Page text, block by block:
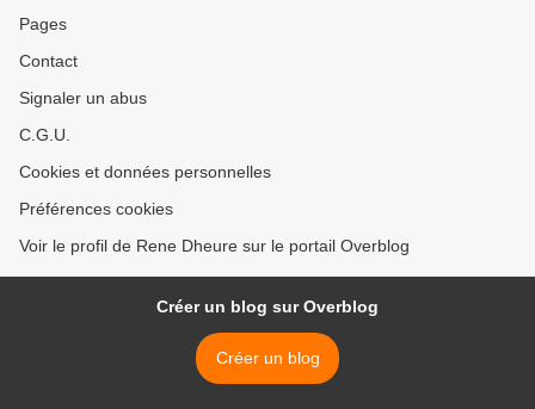
Pages
Contact
Signaler un abus
C.G.U.
Cookies et données personnelles
Préférences cookies
Voir le profil de Rene Dheure sur le portail Overblog
Créer un blog sur Overblog
Créer un blog